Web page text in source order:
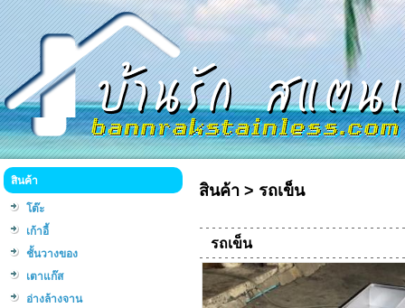
สินค้า
โต๊ะ
เก้าอี้
ชั้นวางของ
เตาแก๊ส
อ่างล้างจาน
สินค้า > รถเข็น
รถเข็น